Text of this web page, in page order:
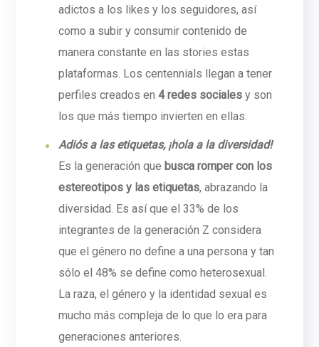
adictos a los likes y los seguidores, así
como a subir y consumir contenido de
manera constante en las stories estas
plataformas. Los centennials llegan a tener
perfiles creados en4 redes socialesy son
los que más tiempo invierten en ellas.
Adiós a las etiquetas, ¡hola a la diversidad!
Es la generación que busca romper con los
estereotipos y las etiquetas, abrazando la
diversidad. Es así que el 33% de los
integrantes de la generación Z considera
que el género no define a una persona y tan
sólo el 48% se define como heterosexual.
La raza, el género y la identidad sexual es
mucho más compleja de lo que lo era para
generaciones anteriores.